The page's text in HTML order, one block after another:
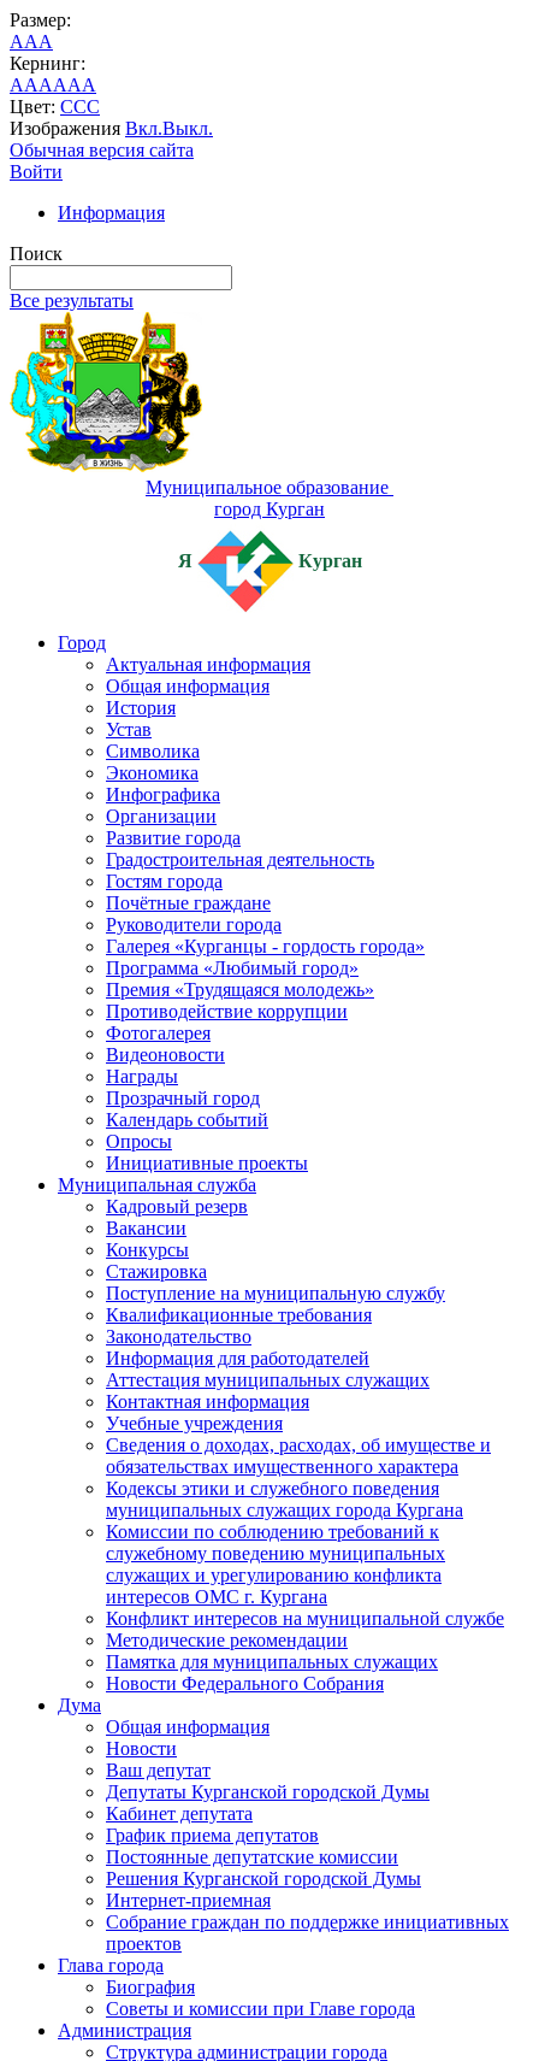
Размер:
AAA
Кернинг:
AAAAAA
Цвет: CCC
Изображения Вкл.Выкл.
Обычная версия сайта
Войти
Информация
Поиск
Все результаты
Муниципальное образование
город Курган
Я Курган
Город
Актуальная информация
Общая информация
История
Устав
Символика
Экономика
Инфографика
Организации
Развитие города
Градостроительная деятельность
Гостям города
Почётные граждане
Руководители города
Галерея «Курганцы - гордость города»
Программа «Любимый город»
Премия «Трудящаяся молодежь»
Противодействие коррупции
Фотогалерея
Видеоновости
Награды
Прозрачный город
Календарь событий
Опросы
Инициативные проекты
Муниципальная служба
Кадровый резерв
Вакансии
Конкурсы
Стажировка
Поступление на муниципальную службу
Квалификационные требования
Законодательство
Информация для работодателей
Аттестация муниципальных служащих
Контактная информация
Учебные учреждения
Сведения о доходах, расходах, об имуществе и
обязательствах имущественного характера
Кодексы этики и служебного поведения
муниципальных служащих города Кургана
Комиссии по соблюдению требований к
служебному поведению муниципальных
служащих и урегулированию конфликта
интересов ОМС г. Кургана
Конфликт интересов на муниципальной службе
Методические рекомендации
Памятка для муниципальных служащих
Новости Федерального Cобрания
Дума
Общая информация
Новости
Ваш депутат
Депутаты Курганской городской Думы
Кабинет депутата
График приема депутатов
Постоянные депутатские комиссии
Решения Курганской городской Думы
Интернет-приемная
Собрание граждан по поддержке инициативных
проектов
Глава города
Биография
Советы и комиссии при Главе города
Администрация
Структура администрации города